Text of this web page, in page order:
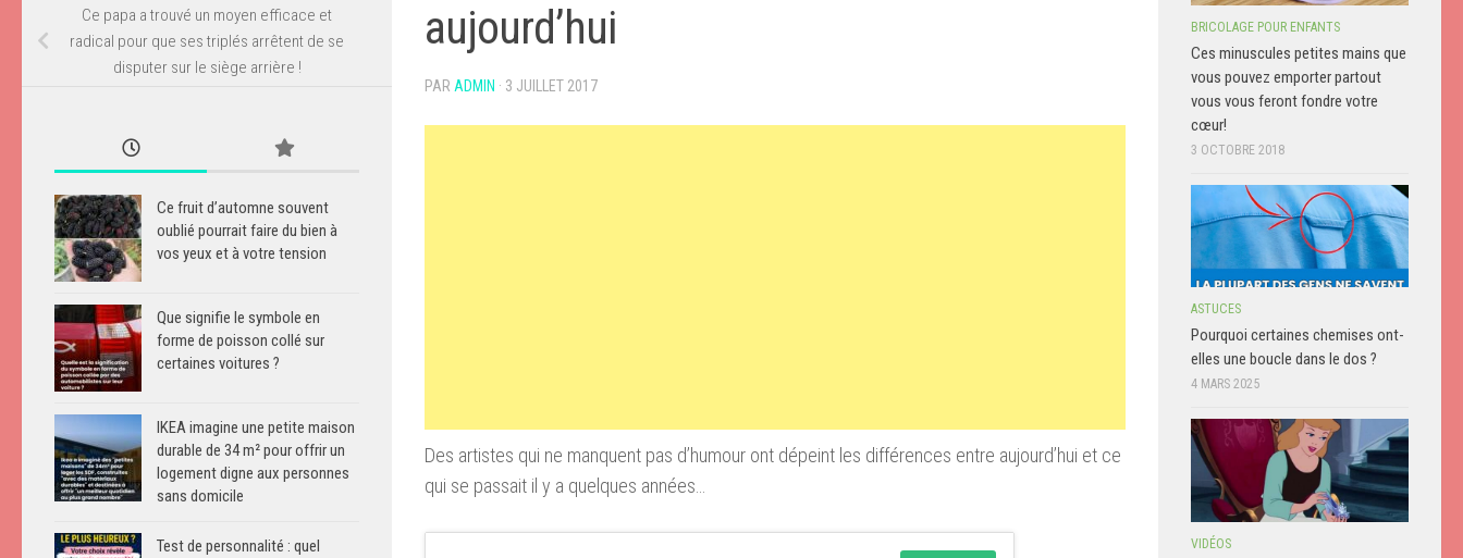
aujourd’hui
PAR ADMIN · 3 JUILLET 2017
Des artistes qui ne manquent pas d’humour ont dépeint les différences entre aujourd’hui et ce
qui se passait il y a quelques années…
Ce papa a trouvé un moyen efficace et
radical pour que ses triplés arrêtent de se
disputer sur le siège arrière !
Ce fruit d’automne souvent
oublié pourrait faire du bien à
vos yeux et à votre tension
Que signifie le symbole en
forme de poisson collé sur
certaines voitures ?
IKEA imagine une petite maison
durable de 34 m² pour offrir un
logement digne aux personnes
sans domicile
Test de personnalité : quel
BRICOLAGE POUR ENFANTS
Ces minuscules petites mains que
vous pouvez emporter partout
vous vous feront fondre votre
cœur!
3 OCTOBRE 2018
ASTUCES
Pourquoi certaines chemises ont-
elles une boucle dans le dos ?
4 MARS 2025
VIDÉOS